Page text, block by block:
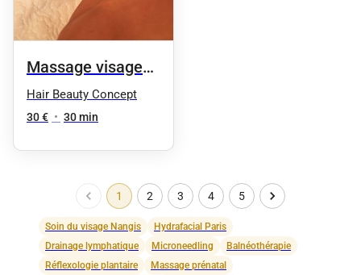
Massage visage
anti-stress
Hair Beauty Concept
30 € • 30 min
1 2 3 4 5
Soin du visage Nangis
Hydrafacial Paris
Drainage lymphatique
Microneedling
Balnéothérapie
Réflexologie plantaire
Massage prénatal